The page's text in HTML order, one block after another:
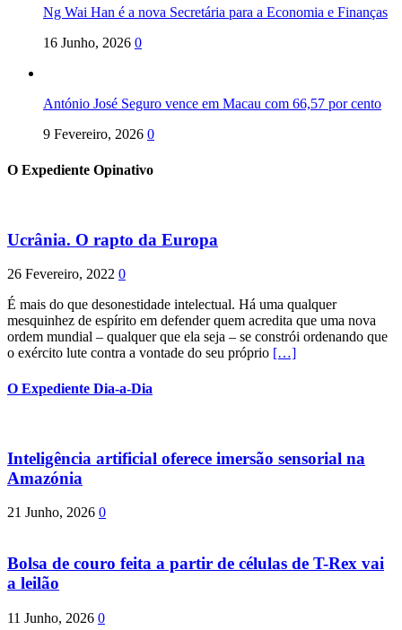
Ng Wai Han é a nova Secretária para a Economia e Finanças
16 Junho, 2026 0
António José Seguro vence em Macau com 66,57 por cento
9 Fevereiro, 2026 0
O Expediente Opinativo
Ucrânia. O rapto da Europa
26 Fevereiro, 2022 0
É mais do que desonestidade intelectual. Há uma qualquer
mesquinhez de espírito em defender quem acredita que uma nova
ordem mundial – qualquer que ela seja – se constrói ordenando que
o exército lute contra a vontade do seu próprio […]
O Expediente Dia-a-Dia
Inteligência artificial oferece imersão sensorial na
Amazónia
21 Junho, 2026 0
Bolsa de couro feita a partir de células de T-Rex vai
a leilão
11 Junho, 2026 0